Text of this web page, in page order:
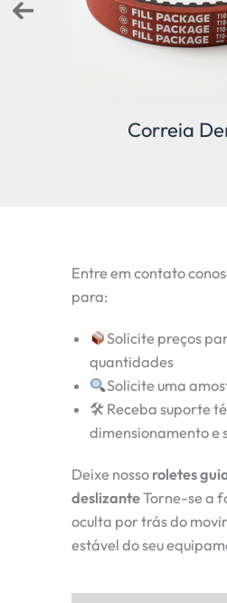
Cabo de
Entre em contato
para:
Solicite preços
quantidades
Solicite uma
🛠 Receba suporte
dimensionamento e
Deixe nosso roletes
deslizanteTorne-se a
oculta por trás do
estável do seu